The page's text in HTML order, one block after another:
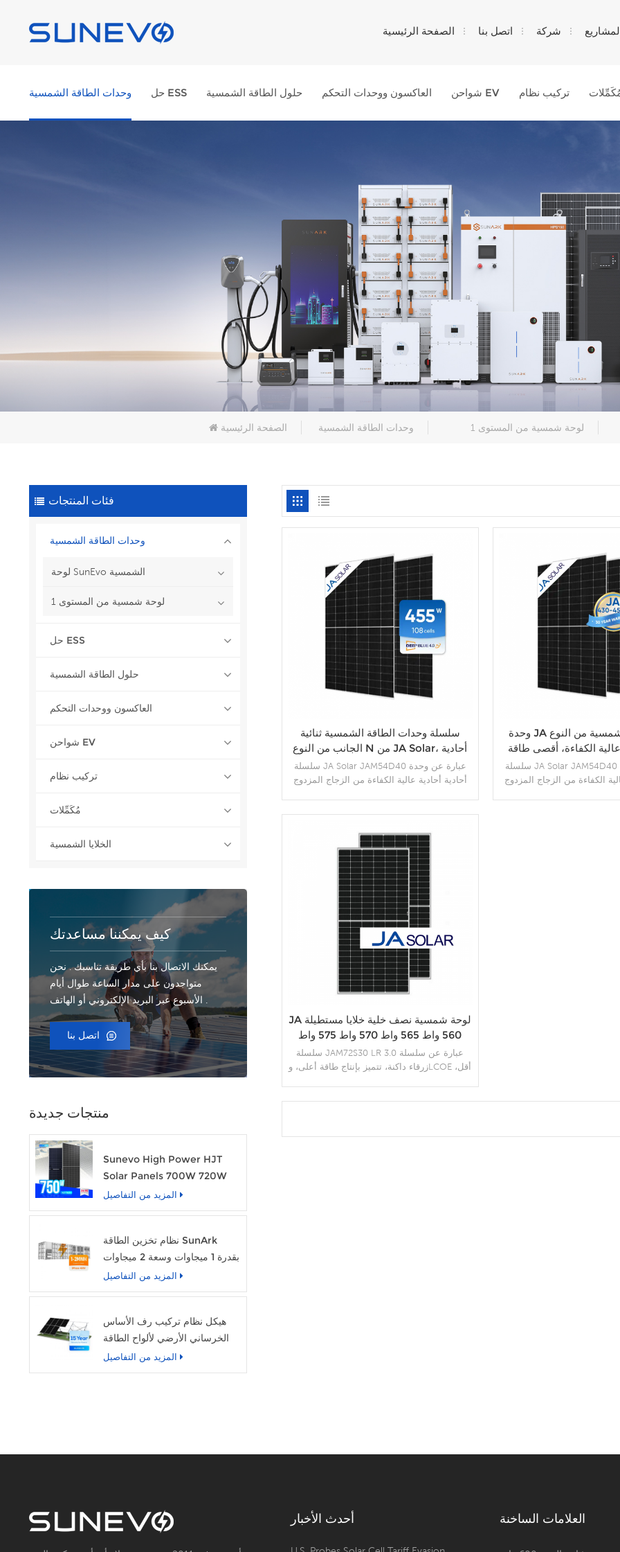
الصفحة الرئيسية اتصل بنا شركة
وحدات الطاقة الشمسية حل ESS حلول الطاقة الشمسية العاكسون ووحدات التحكم شواحن EV تركيب نظام
الصفحة الرئيسية وحدات الطاقة الشمسية لوحة شمسية من المستوى 1
فئات المنتجات
وحدات الطاقة الشمسية
لوحة SunEvo الشمسية
لوحة شمسية من المستوى 1
حل ESS
حلول الطاقة الشمسية
العاكسون ووحدات التحكم
شواحن EV
تركيب نظام
مُكَمِّلات
الخلايا الشمسية
كيف يمكننا مساعدتك
يمكنك الاتصال بنا بأي طريقة تناسبك . نحن
متواجدون على مدار الساعة طوال أيام
اتصل بنا
منتجات جديدة
Sunevo High Power HJT
Solar Panels 700W 720W
750W وحدة الطاقة الشمسية
الشفافة
المزيد من التفاصيل
نظام تخزين الطاقة SunArk
بقدرة 1 ميجاوات وسعة 2 ميجاوات
في الساعة
المزيد من التفاصيل
هيكل نظام تركيب رف الأساس
الخرساني الأرضي لألواح الطاقة
المزيد من التفاصيل
سلسلة وحدات الطاقة الشمسية ثنائية
الجانب من النوع N من JA Solar، أحادية
445 وات 455 وات
سلسلة JA Solar JAM54D40 عبارة عن وحدة
أحادية أحادية عالية الكفاءة من الزجاج المزدوج
المزيد من التفاصيل
وحدة JA للطاقة الشمسية من النوع n،
الكفاءة، أقصى طاقة
455 وات
سلسلة JA Solar JAM54D40 عبارة عن وحدة
الكفاءة من الزجاج المزدوج
JA لوحة شمسية نصف خلية خلايا مستطيلة
560 واط 565 واط 570 واط 575 واط
580 واط 585 واط
سلسلة JAM72S30 LR عبارة عن سلسلة 3.0
زرقاء داكنة، تتميز بإنتاج طاقة أعلى، وLCOE أقل،
أحدث الأخبار العلامات الساخنة